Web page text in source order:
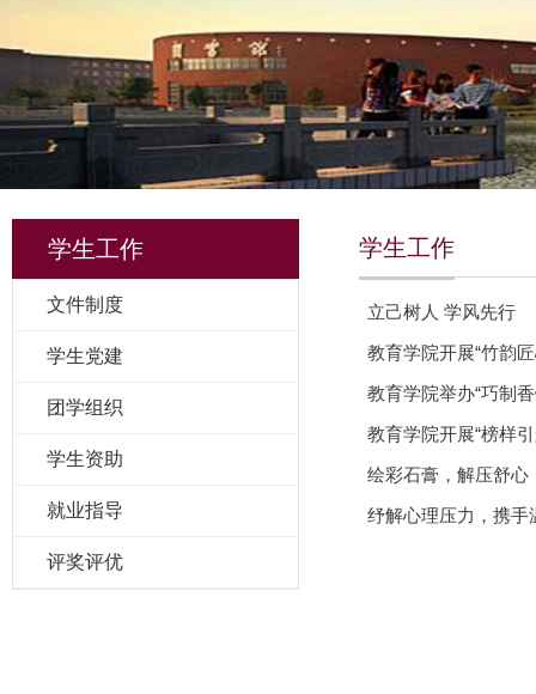
学生工作
文件制度
学生党建
团学组织
学生资助
就业指导
评奖评优
学生工作
立己树人 学风先行
教育学院开展“竹韵
教育学院举办“巧制
教育学院开展“榜样
绘彩石膏，解压舒心
纾解心理压力，携手